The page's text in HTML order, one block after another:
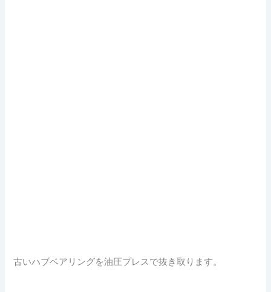
古いハブベアリングを油圧プレスで抜き取ります。